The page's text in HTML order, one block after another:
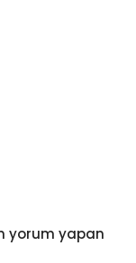
yorum yapan